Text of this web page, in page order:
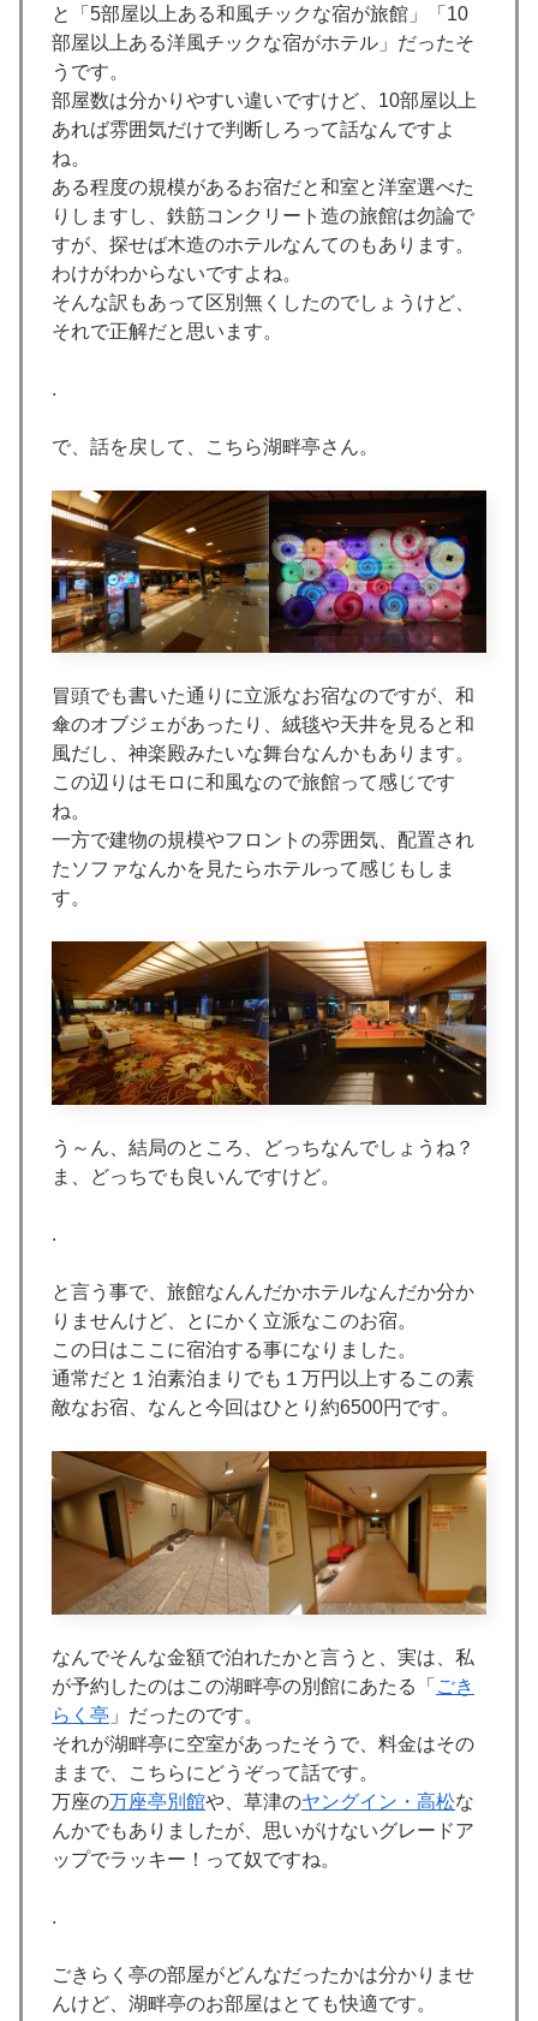
と「5部屋以上ある和風チックな宿が旅館」「10
部屋以上ある洋風チックな宿がホテル」だったそ
うです。
部屋数は分かりやすい違いですけど、10部屋以上
あれば雰囲気だけで判断しろって話なんですよ
ね。
ある程度の規模があるお宿だと和室と洋室選べた
りしますし、鉄筋コンクリート造の旅館は勿論で
すが、探せば木造のホテルなんてのもあります。
わけがわからないですよね。
そんな訳もあって区別無くしたのでしょうけど、
それで正解だと思います。
.
で、話を戻して、こちら湖畔亭さん。
冒頭でも書いた通りに立派なお宿なのですが、和
傘のオブジェがあったり、絨毯や天井を見ると和
風だし、神楽殿みたいな舞台なんかもあります。
この辺りはモロに和風なので旅館って感じです
ね。
一方で建物の規模やフロントの雰囲気、配置され
たソファなんかを見たらホテルって感じもしま
す。
う～ん、結局のところ、どっちなんでしょうね？
ま、どっちでも良いんですけど。
.
と言う事で、旅館なんんだかホテルなんだか分か
りませんけど、とにかく立派なこのお宿。
この日はここに宿泊する事になりました。
通常だと１泊素泊まりでも１万円以上するこの素
敵なお宿、なんと今回はひとり約6500円です。
なんでそんな金額で泊れたかと言うと、実は、私
が予約したのはこの湖畔亭の別館にあたる「 ごき
らく亭 」だったのです。
それが湖畔亭に空室があったそうで、料金はその
ままで、こちらにどうぞって話です。
万座の万座亭別館や、草津のヤングイン・高松な
んかでもありましたが、思いがけないグレードア
ップでラッキー！って奴ですね。
.
ごきらく亭の部屋がどんなだったかは分かりませ
んけど、湖畔亭のお部屋はとても快適です。